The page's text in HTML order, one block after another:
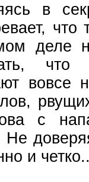
в
деле
что
с
и